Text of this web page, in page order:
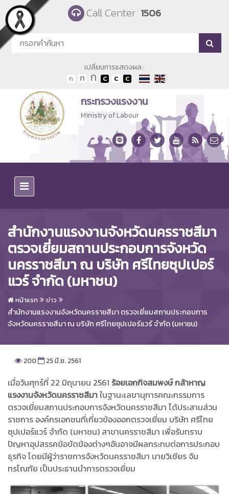
Skip to main content Call Center 1506
เปลี่ยนการแสดงผล :
กระทรวงแรงงาน
Ministry of Labour
สำนักงานแรงงานจังหวัดนครราชสีมา
ตรวจเยี่ยมสถานประกอบการจังหวัด
นครราชสีมา ณ บริษัท ศรีไทยซุปเปอร์
แวร์ จำกัด (มหาชน)
หน้าแรก ข่าว
สำนักงานแรงงานจังหวัดนครราชสีมา ตรวจเยี่ยมสถานประกอบการ
จังหวัดนครราชสีมา ณ บริษัท ศรีไทยซุปเปอร์แวร์ จำกัด (มหาชน)
200 25 มิ.ย. 2561
เมื่อวันศุกร์ที่ 22 มิถุนายน 2561 ร้อยเอกกิจสมพงษ์ กล้าหาญ
แรงงานจังหวัดนครราชสีมาในฐานะเลขานุการคณะกรรมการ
ตรวจเยี่ยมสถานประกอบการจังหวัดนครราชสีมา ได้ประสานส่วน
ราชการ องค์กรเอกชนที่เกี่ยวข้องออกตรวจเยี่ยม บริษัท ศรีไทย
ซุปเปอร์แวร์ จำกัด (มหาชน) สาขานครราชสีมา เพื่อรับทราบ
ปัญหาอุปสรรคข้อขัดข้องต่างๆอันอาจมีผลกระทบต่อการประกอบ
ธุรกิจ โดยมีผู้ว่าราชการจังหวัดนครราชสีมา นายวิเชียร จัน
ทรโณทัย เป็นประธานนำการตรวจเยี่ยม